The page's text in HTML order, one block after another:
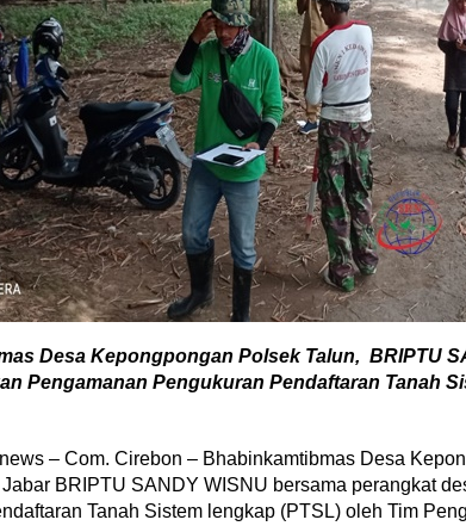
Desa Kepongpongan Polsek Talun, BRIPTU
Pengamanan Pengukuran Pendaftaran Tanah
– Com. Cirebon – Bhabinkamtibmas Desa
BRIPTU SANDY WISNU bersama perangkat
Tanah Sistem lengkap (PTSL) oleh Tim